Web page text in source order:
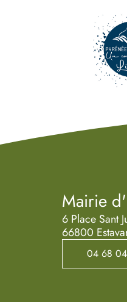
Mairie
6 Place Sant
66800
04 68